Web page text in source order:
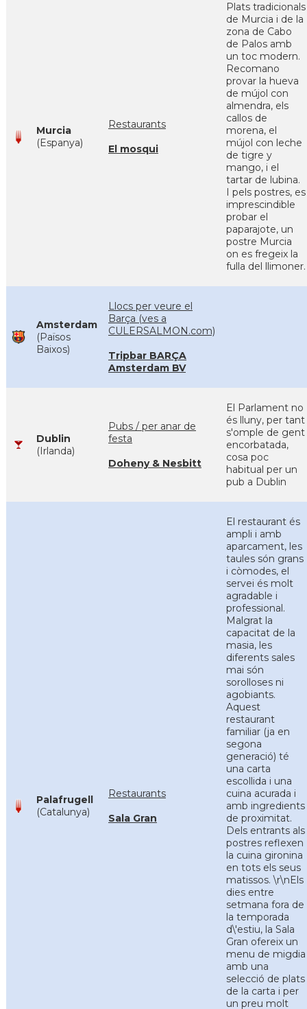
Murcia
(Espanya)
Restaurants
El mosqui
Plats tradicionals
de Murcia i de la
zona de Cabo
de Palos amb
un toc modern.
Recomano
provar la hueva
de mújol con
almendra, els
callos de
morena, el
mújol con leche
de tigre y
mango, i el
tartar de lubina.
I pels postres, es
imprescindible
probar el
paparajote, un
postre Murcia
on es fregeix la
fulla del llimoner.
Amsterdam
(Països
Baixos)
Llocs per veure el
Barça (ves a
CULERSALMON.com)
Tripbar BARÇA
Amsterdam BV
Dublin
(Irlanda)
Pubs / per anar de
festa
Doheny & Nesbitt
El Parlament no
és lluny, per tant
s'omple de gent
encorbatada,
cosa poc
habitual per un
pub a Dublin
Palafrugell
(Catalunya)
Restaurants
Sala Gran
El restaurant és
ampli i amb
aparcament, les
taules són grans
i còmodes, el
servei és molt
agradable i
professional.
Malgrat la
capacitat de la
masia, les
diferents sales
mai són
sorolloses ni
agobiants.
Aquest
restaurant
familiar (ja en
segona
generació) té
una carta
escollida i una
cuina acurada i
amb ingredients
de proximitat.
Dels entrants als
postres reflexen
la cuina gironina
en tots els seus
matissos. \r\nEls
dies entre
setmana fora de
la temporada
d\'estiu, la Sala
Gran ofereix un
menu de migdia
amb una
selecció de plats
de la carta i per
un preu molt